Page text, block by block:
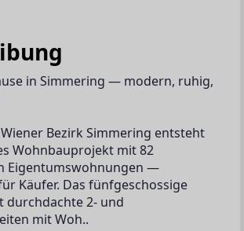
in Simmering — modern, ruhig,
Bezirk Simmering entsteht
Wohnbauprojekt mit 82
Eigentumswohnungen —
Käufer. Das fünfgeschossige
durchdachte 2‑ und
mit Woh..